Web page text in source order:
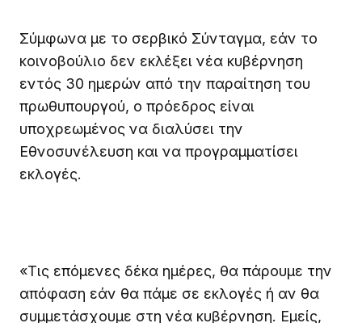
Σύμφωνα με το σερβικό Σύνταγμα, εάν το
κοινοβούλιο δεν εκλέξει νέα κυβέρνηση
εντός 30 ημερών από την παραίτηση του
πρωθυπουργού, ο πρόεδρος είναι
υποχρεωμένος να διαλύσει την
Εθνοσυνέλευση και να προγραμματίσει
εκλογές.
«Τις επόμενες δέκα ημέρες, θα πάρουμε την
απόφαση εάν θα πάμε σε εκλογές ή αν θα
συμμετάσχουμε στη νέα κυβέρνηση. Εμείς,